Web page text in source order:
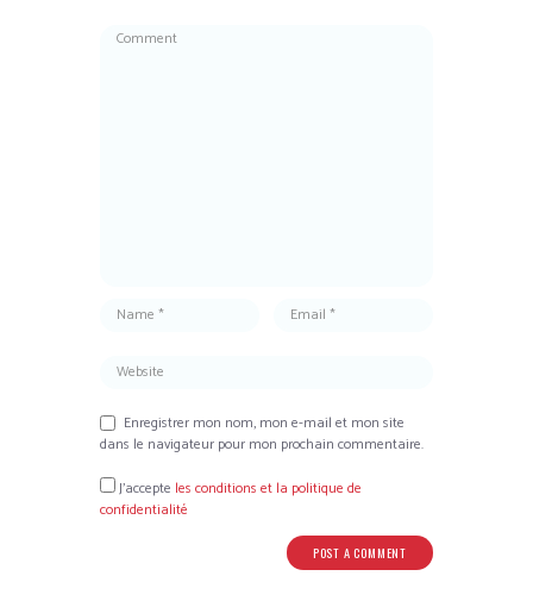
Enregistrer mon nom, mon e-mail et mon site
dans le navigateur pour mon prochain commentaire.
J’accepte les conditions et la politique de
confidentialité